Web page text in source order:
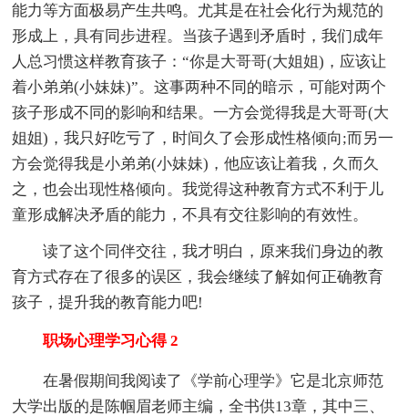
能力等方面极易产生共鸣。尤其是在社会化行为规范的
形成上，具有同步进程。当孩子遇到矛盾时，我们成年
人总习惯这样教育孩子：“你是大哥哥(大姐姐)，应该让
着小弟弟(小妹妹)”。这事两种不同的暗示，可能对两个
孩子形成不同的影响和结果。一方会觉得我是大哥哥(大
姐姐)，我只好吃亏了，时间久了会形成性格倾向;而另一
方会觉得我是小弟弟(小妹妹)，他应该让着我，久而久
之，也会出现性格倾向。我觉得这种教育方式不利于儿
童形成解决矛盾的能力，不具有交往影响的有效性。
读了这个同伴交往，我才明白，原来我们身边的教
育方式存在了很多的误区，我会继续了解如何正确教育
孩子，提升我的教育能力吧!
职场心理学习心得 2
在暑假期间我阅读了《学前心理学》它是北京师范
大学出版的是陈帼眉老师主编，全书供13章，其中三、